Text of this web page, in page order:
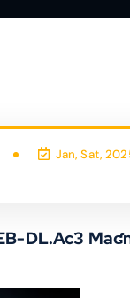
Jan, Sat,
DL.Ac3